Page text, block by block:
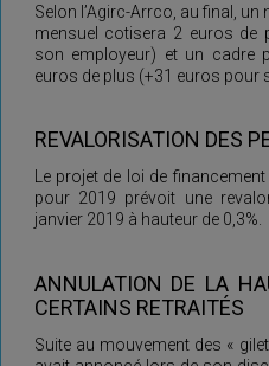
Selon l’Agirc-Arrco, au final,
mensuel cotisera 2 euros
son employeur) et un cadre
euros de plus (+31 euros pour
REVALORISATION DES
Le projet de loi de
pour 2019 prévoit une
janvier 2019 à hauteur de 0,3%.
ANNULATION DE LA
CERTAINS RETRAITÉS
Suite au mouvement des «